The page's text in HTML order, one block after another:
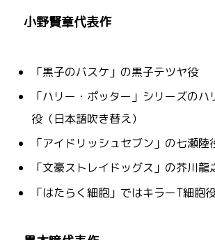
小野賢章代表作
「黒子のバスケ」の黒子テツヤ役
「ハリー・ポッター」シリーズのハ
役（日本語吹き替え）
「アイドリッシュセブン」の七瀬陸
「文豪ストレイドッグス」の芥川龍
「はたらく細胞」ではキラーT細胞